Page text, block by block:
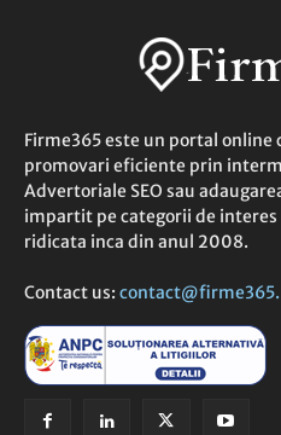
Firme365 este un portal
promovari eficiente prin
Advertoriale SEO sau
impartit pe categorii de
ridicata inca din anul 2008.
Contact us: